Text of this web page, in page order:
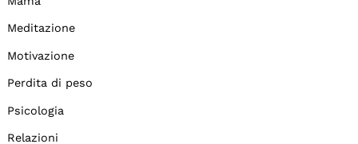
Meditazione
Motivazione
Perdita di peso
Psicologia
Relazioni